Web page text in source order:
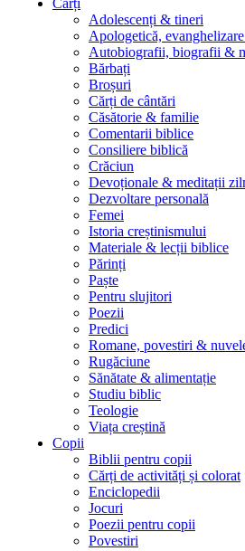
Cărți
Adolescenți & tineri
Apologetică,
Autobiografii, biografii &
Bărbați
Broșuri
Cărți de cântări
Căsătorie & familie
Comentarii biblice
Consiliere biblică
Crăciun
Devoționale & meditații
Dezvoltare personală
Femei
Istoria creștinismului
Materiale & lecții biblice
Părinți
Paște
Pentru slujitori
Poezii
Predici
Romane, povestiri &
Rugăciune
Sănătate & alimentație
Studiu biblic
Teologie
Viața creștină
Copii
Biblii pentru copii
Cărți de activități și colorat
Enciclopedii
Jocuri
Poezii pentru copii
Povestiri